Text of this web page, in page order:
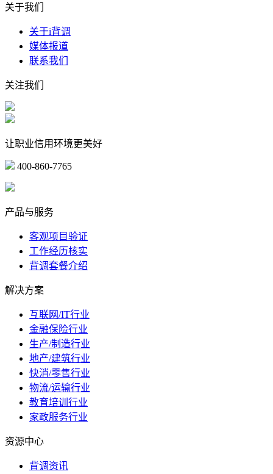
关于我们
关于i背调
媒体报道
联系我们
关注我们
让职业信用环境更美好
400-860-7765
产品与服务
客观项目验证
工作经历核实
背调套餐介绍
解决方案
互联网/IT行业
金融保险行业
生产/制造行业
地产/建筑行业
快消/零售行业
物流/运输行业
教育培训行业
家政服务行业
资源中心
背调资讯